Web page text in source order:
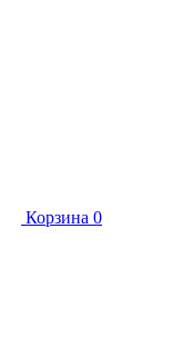
Корзина 0